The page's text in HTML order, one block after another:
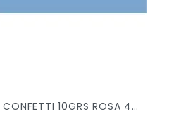
PERLAS DE HIDROGEL CONFETTI 10GRS ROSA 4019 X/25